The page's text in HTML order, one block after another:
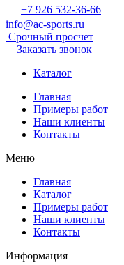
+7 926 532-36-66
info@ac-sports.ru
Срочный просчет
Заказать звонок
Каталог
Главная
Примеры работ
Наши клиенты
Контакты
Меню
Главная
Каталог
Примеры работ
Наши клиенты
Контакты
Информация